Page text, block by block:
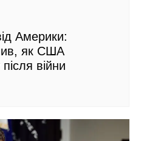
Америки:
як США
війни